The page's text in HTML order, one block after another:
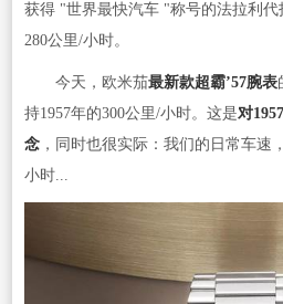
获得 "世界最快汽车 "称号的法拉利
280公里/小时。
今天，欧米茄最新款超霸’57腕表
持1957年的300公里/小时。这是对
念，同时也很实际：我们的日常车速
小时...